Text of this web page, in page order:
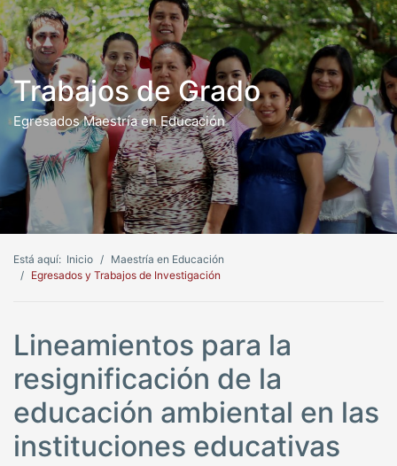
Trabajos de Grado
Egresados Maestría en Educación
Está aquí: Inicio
Maestría en Educación
Egresados y Trabajos de Investigación
Lineamientos para la
resignificación de la
educación ambiental en las
instituciones educativas